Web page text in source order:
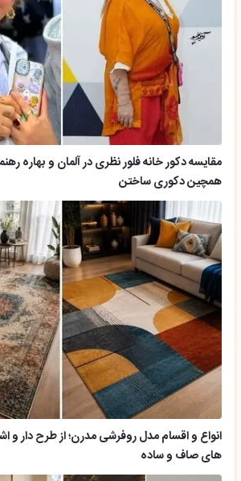
مقایسه دکور خانه فلور نظری در آلمان و بهاره
همچین دکوری ساختن
انواع و اقسام مدل روفرشی مدرن؛ از طرح دار و
های صاف و ساده